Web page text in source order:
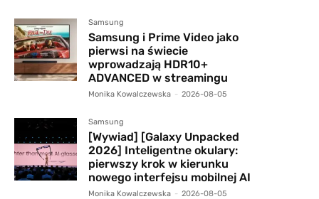
Samsung
Samsung i Prime Video jako
pierwsi na świecie
wprowadzają HDR10+
ADVANCED w streamingu
Monika Kowalczewska - 2026-08-05
Samsung
[Wywiad] [Galaxy Unpacked
2026] Inteligentne okulary:
pierwszy krok w kierunku
nowego interfejsu mobilnej AI
Monika Kowalczewska - 2026-08-05